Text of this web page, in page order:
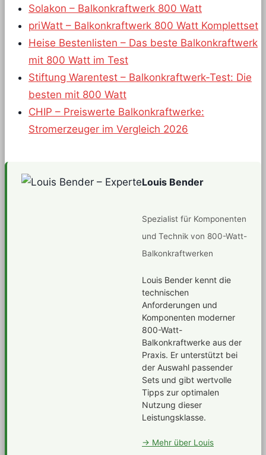
Solakon – Balkonkraftwerk 800 Watt
priWatt – Balkonkraftwerk 800 Watt Komplettset
Heise Bestenlisten – Das beste Balkonkraftwerk
mit 800 Watt im Test
Stiftung Warentest – Balkonkraftwerk-Test: Die
besten mit 800 Watt
CHIP – Preiswerte Balkonkraftwerke:
Stromerzeuger im Vergleich 2026
Louis Bender
Spezialist für Komponenten
und Technik von 800-Watt-
Balkonkraftwerken
Louis Bender kennt die
technischen
Anforderungen und
Komponenten moderner
800-Watt-
Balkonkraftwerke aus der
Praxis. Er unterstützt bei
der Auswahl passender
Sets und gibt wertvolle
Tipps zur optimalen
Nutzung dieser
Leistungsklasse.
→ Mehr über Louis